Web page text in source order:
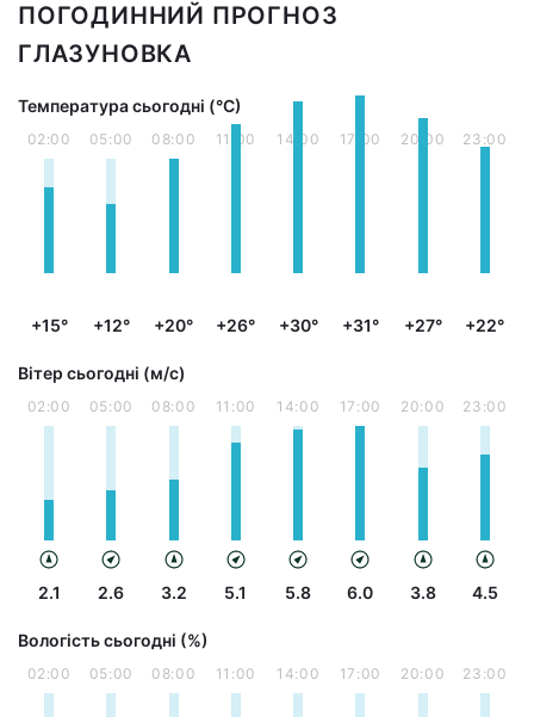
ПОГОДИННИЙ ПРОГНОЗ
ГЛАЗУНОВКА
Температура сьогодні (°С)
02:00
+15°
05:00
+12°
08:00
+20°
11:00
+26°
14:00
+30°
17:00
+31°
20:00
+27°
23:00
+22°
Вітер сьогодні (м/с)
02:00
2.1
05:00
2.6
08:00
3.2
11:00
5.1
14:00
5.8
17:00
6.0
20:00
3.8
23:00
4.5
Вологість сьогодні (%)
02:00 05:00 08:00 11:00 14:00 17:00 20:00 23:00